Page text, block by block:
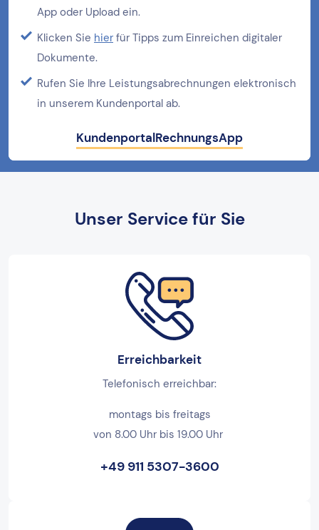
App oder Upload ein.
Klicken Sie hier für Tipps zum Einreichen digitaler
Dokumente.
Rufen Sie Ihre Leistungsabrechnungen elektronisch
in unserem Kundenportal ab.
KundenportalRechnungsApp
Unser Service für Sie
Erreichbarkeit
Telefonisch erreichbar:
montags bis freitags
von 8.00 Uhr bis 19.00 Uhr
+49 911 5307-3600